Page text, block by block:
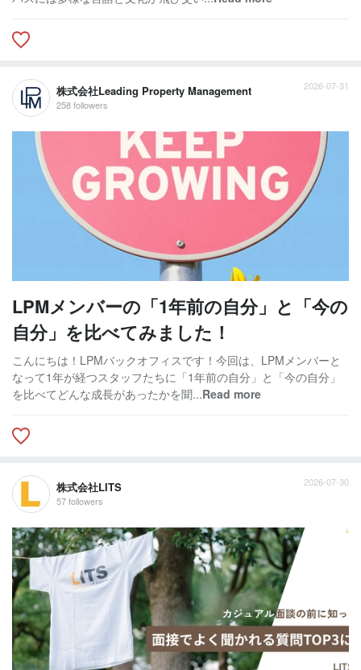
株式会社Leading Property Management
258 followers
2026-07-31
LPMメンバーの「1年前の自分」と「今の
自分」を比べてみました！
こんにちは！LPMバックオフィスです！今回は、LPMメンバーと
なって1年が経つスタッフたちに「1年前の自分」と「今の自分」
を比べてどんな成長があったかを聞...Read more
株式会社LITS
57 followers
2026-07-30